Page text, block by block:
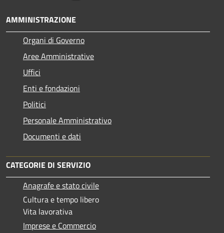
AMMINISTRAZIONE
Organi di Governo
Aree Amministrative
Uffici
Enti e fondazioni
Politici
Personale Amministrativo
Documenti e dati
CATEGORIE DI SERVIZIO
Anagrafe e stato civile
Cultura e tempo libero
Vita lavorativa
Imprese e Commercio